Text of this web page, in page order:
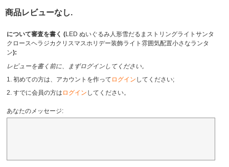
商品レビューなし.
について審査を書く (LED ぬいぐるみ人形雪だるまストリングライトサンタ
クロースヘラジカクリスマスホリデー装飾ライト雰囲気配置小さなランタ
ン):
レビューを書く前に、まずログインしてください。
1. 初めての方は、アカウントを作って ログイン してください;
2. すでに会員の方は ログイン してください。
あなたのメッセージ: